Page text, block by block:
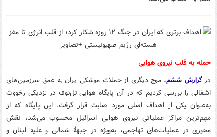
حمله به قلب نیروی هوایی
درگزارش ششم، موج دیگری از حملات موشکی ایران به عمق سرزمین‌های
اشغالی را بررسی کردیم که در آن پایگاه هوایی تل‌نوف در نزدیکی رخووت
به‌عنوان یکی از اهداف اصلی مورد اصابت قرار گرفت. این پایگاه که از
مهم‌ترین مراکز عملیاتی نیروی هوایی اسرائیل محسوب می‌شد، نقش
محوری در عملیات‌های تهاجمی، به‌ویژه در جبههٔ شمالی و علیه لبنان و